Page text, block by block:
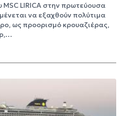
LIRICA στην πρωτεύουσα
να εξαχθούν πολύτιμα
ως προορισμό κρουαζιέρας,